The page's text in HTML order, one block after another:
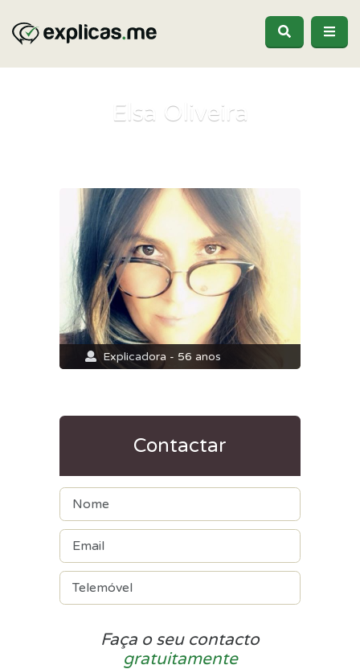
Elsa Oliveira
Explicadora - 56 anos
Contactar
Faça o seu contacto
gratuitamente